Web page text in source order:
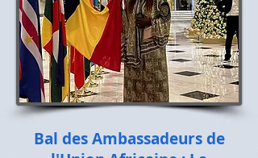
Bal des Ambassadeurs de